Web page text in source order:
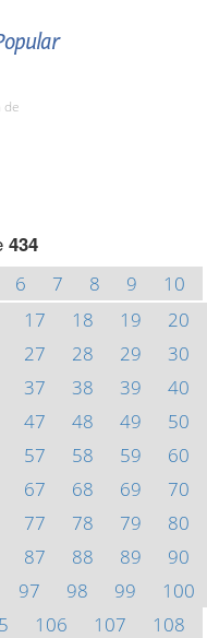
de
434
6 7 8 9
10
17 18 19
20
27 28 29
30
37 38 39
40
47 48 49
50
57 58 59
60
67 68 69
70
77 78 79
80
87 88 89
90
97 98 99
100
106 107
108